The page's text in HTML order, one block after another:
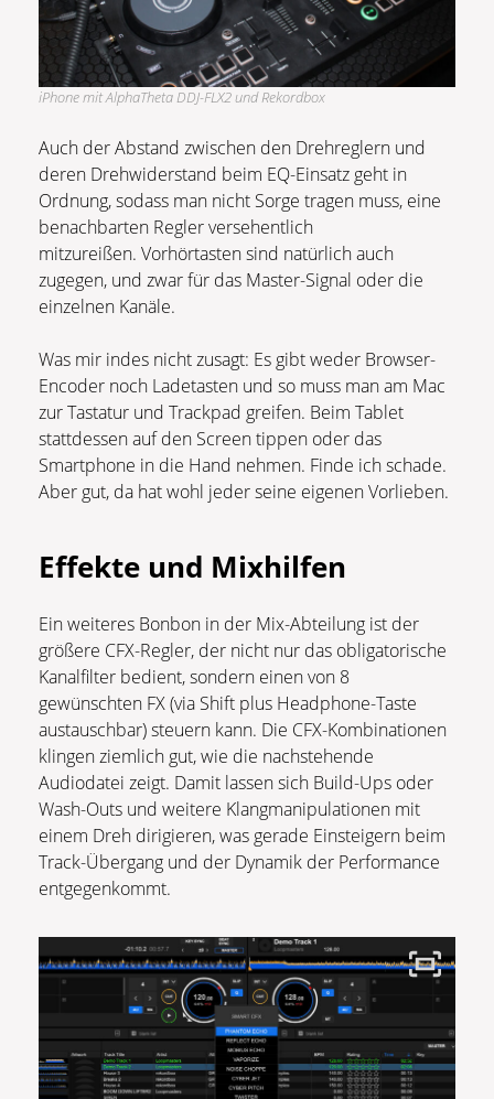
iPhone mit AlphaTheta DDJ-FLX2 und Rekordbox
Auch der Abstand zwischen den Drehreglern und
deren Drehwiderstand beim EQ-Einsatz geht in
Ordnung, sodass man nicht Sorge tragen muss, eine
benachbarten Regler versehentlich
mitzureißen. Vorhörtasten sind natürlich auch
zugegen, und zwar für das Master-Signal oder die
einzelnen Kanäle.
Was mir indes nicht zusagt: Es gibt weder Browser-
Encoder noch Ladetasten und so muss man am Mac
zur Tastatur und Trackpad greifen. Beim Tablet
stattdessen auf den Screen tippen oder das
Smartphone in die Hand nehmen. Finde ich schade.
Aber gut, da hat wohl jeder seine eigenen Vorlieben.
Effekte und Mixhilfen
Ein weiteres Bonbon in der Mix-Abteilung ist der
größere CFX-Regler, der nicht nur das obligatorische
Kanalfilter bedient, sondern einen von 8
gewünschten FX (via Shift plus Headphone-Taste
austauschbar) steuern kann. Die CFX-Kombinationen
klingen ziemlich gut, wie die nachstehende
Audiodatei zeigt. Damit lassen sich Build-Ups oder
Wash-Outs und weitere Klangmanipulationen mit
einem Dreh dirigieren, was gerade Einsteigern beim
Track-Übergang und der Dynamik der Performance
entgegenkommt.